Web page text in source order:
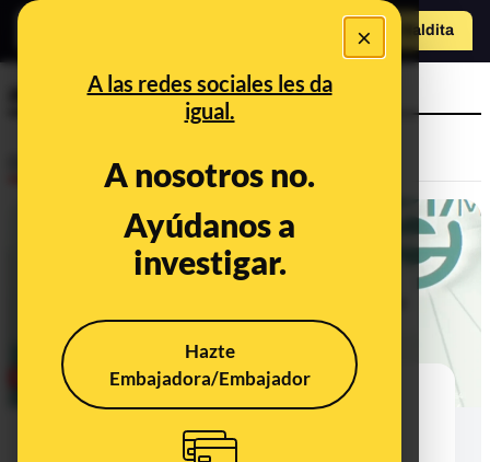
×
A las redes sociales les da
igual.
A nosotros no.
Ayúdanos a
investigar.
Hazte
Embajadora/Embajador
Hazte Maldita
accidentes
CONTEXTO
Qué sabemos de que María Jesús
laboral" a la muerte de los dos